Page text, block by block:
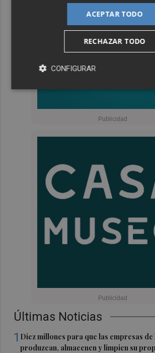
Últimas Noticias
1 Diez millones para que las empresas de
produzcan, almacenen y limpien su
ACEPTAR TODO
RECHAZAR TODO
CONFIGURAR